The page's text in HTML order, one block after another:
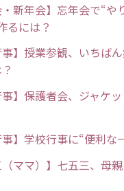
・新年会】忘年会で“や
るには？
事】授業参観、いちば
事】保護者会、ジャケ
事】学校行事に“便利な
（ママ）】七五三、母